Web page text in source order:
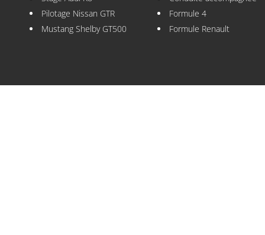
Pilotage Nissan GTR
Mustang Shelby GT500
Formule 4
Formule Renault